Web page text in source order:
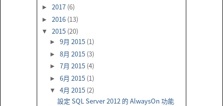
► 2017 (6)
► 2016 (13)
▼ 2015 (20)
► 9月 2015 (1)
► 8月 2015 (3)
► 7月 2015 (4)
► 6月 2015 (1)
▼ 4月 2015 (2)
設定 SQL Server 2012 的 AlwaysOn 功能